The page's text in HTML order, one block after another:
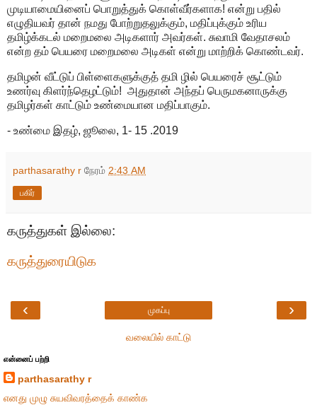
முடியாமையினைப் பொறுத்துக் கொள்வீர்களாக! என்று பதில்
எழுதியவர் தான் நமது போற்றுதலுக்கும், மதிப்புக்கும் உரிய
தமிழ்க்கடல் மறைமலை அடிகளார் அவர்கள். சுவாமி வேதாசலம்
என்ற தம் பெயரை மறைமலை அடிகள் என்று மாற்றிக் கொண்டவர்.
தமிழன் வீட்டுப் பிள்ளைகளுக்குத் தமி ழில் பெயரைச் சூட்டும்
உணர்வு கிளர்ந்தெழட்டும்! அதுதான் அந்தப் பெருமகனாருக்கு
தமிழர்கள் காட்டும் உண்மையான மதிப்பாகும்.
- உண்மை இதழ், ஜூலை, 1- 15 .2019
parthasarathy r நேரம் 2:43 AM
பகிர்
கருத்துகள் இல்லை:
கருத்துரையிடுக
‹ ›
முகப்பு
வலையில் காட்டு
என்னைப் பற்றி
parthasarathy r
எனது முழு சுயவிவரத்தைக் காண்க